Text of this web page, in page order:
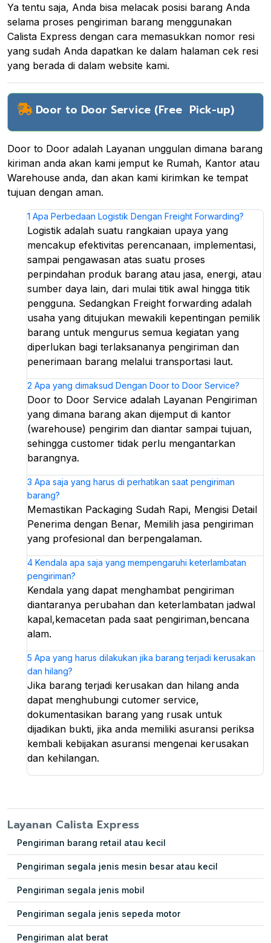
Ya tentu saja, Anda bisa melacak posisi barang Anda
selama proses pengiriman barang menggunakan
Calista Express dengan cara memasukkan nomor resi
yang sudah Anda dapatkan ke dalam halaman cek resi
yang berada di dalam website kami.
Door to Door Service (Free Pick-up)
Door to Door adalah Layanan unggulan dimana barang
kiriman anda akan kami jemput ke Rumah, Kantor atau
Warehouse anda, dan akan kami kirimkan ke tempat
tujuan dengan aman.
1 Apa Perbedaan Logistik Dengan Freight Forwarding?
Logistik adalah suatu rangkaian upaya yang
mencakup efektivitas perencanaan, implementasi,
sampai pengawasan atas suatu proses
perpindahan produk barang atau jasa, energi, atau
sumber daya lain, dari mulai titik awal hingga titik
pengguna. Sedangkan Freight forwarding adalah
usaha yang ditujukan mewakili kepentingan pemilik
barang untuk mengurus semua kegiatan yang
diperlukan bagi terlaksananya pengiriman dan
penerimaan barang melalui transportasi laut.
2 Apa yang dimaksud Dengan Door to Door Service?
Door to Door Service adalah Layanan Pengiriman
yang dimana barang akan dijemput di kantor
(warehouse) pengirim dan diantar sampai tujuan,
sehingga customer tidak perlu mengantarkan
barangnya.
3 Apa saja yang harus di perhatikan saat pengiriman
barang?
Memastikan Packaging Sudah Rapi, Mengisi Detail
Penerima dengan Benar, Memilih jasa pengiriman
yang profesional dan berpengalaman.
4 Kendala apa saja yang mempengaruhi keterlambatan
pengiriman?
Kendala yang dapat menghambat pengiriman
diantaranya perubahan dan keterlambatan jadwal
kapal,kemacetan pada saat pengiriman,bencana
alam.
5 Apa yang harus dilakukan jika barang terjadi kerusakan
dan hilang?
Jika barang terjadi kerusakan dan hilang anda
dapat menghubungi cutomer service,
dokumentasikan barang yang rusak untuk
dijadikan bukti, jika anda memiliki asuransi periksa
kembali kebijakan asuransi mengenai kerusakan
dan kehilangan.
Layanan Calista Express
Pengiriman barang retail atau kecil
Pengiriman segala jenis mesin besar atau kecil
Pengiriman segala jenis mobil
Pengiriman segala jenis sepeda motor
Pengiriman alat berat